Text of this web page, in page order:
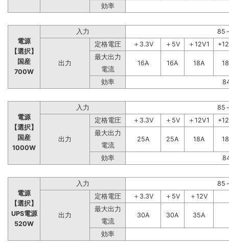
効率
電源
【選択】
国産
700W
入力 85
出力
定格電圧 ＋3.3V ＋5V ＋12V1
最大出力
16A
16A 18A
電流
効率
電源
【選択】
国産
1000W
入力 85
出力
定格電圧 ＋3.3V ＋5V ＋12V1
最大出力
25A
25A 18A
電流
効率
電源
【選択】
UPS電源
520W
入力 85
出力
定格電圧 ＋3.3V ＋5V
＋12V
最大出力
30A
30A
35A
電流
効率